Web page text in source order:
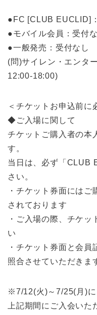
●FC [CLUB EUCLID]
●モバイル会員：受付
●一般発売：受付なし
(問)サイレン・エンタ
12:00-18:00)
＜チケットお申込前に
◆ご入場に関して
チケットご購入者の本
す。
当日は、必ず「CLUB
さい。
・チケット券面には
されております
・ご入場の際、チケ
い
・チケット券面と会
照合させていただきま
※7/12(火)～7/25(月)
上記期間にご入会い